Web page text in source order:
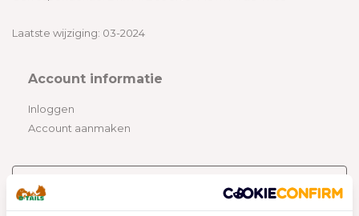
Laatste wijziging: 03-2024
Account informatie
Inloggen
Account aanmaken
E-mail